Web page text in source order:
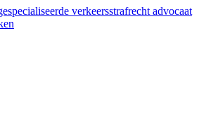
verkeersstrafrecht advocaat